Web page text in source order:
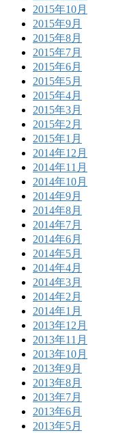
2015年10月
2015年9月
2015年8月
2015年7月
2015年6月
2015年5月
2015年4月
2015年3月
2015年2月
2015年1月
2014年12月
2014年11月
2014年10月
2014年9月
2014年8月
2014年7月
2014年6月
2014年5月
2014年4月
2014年3月
2014年2月
2014年1月
2013年12月
2013年11月
2013年10月
2013年9月
2013年8月
2013年7月
2013年6月
2013年5月